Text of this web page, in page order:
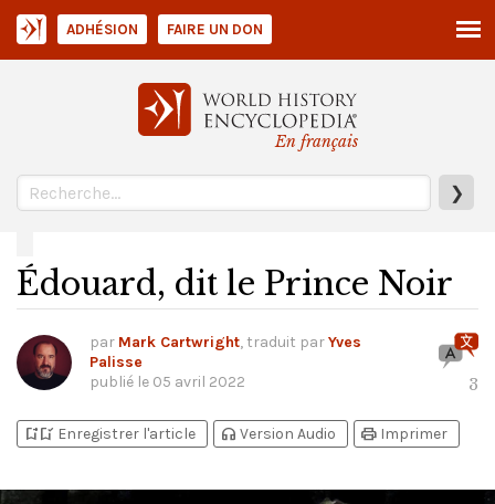
En français
❯
ADHÉSION FAIRE UN DON
Édouard, dit le Prince Noir
par Mark Cartwright, traduit parYves
Palisse
publié le 05 avril 2022 3
bookmark_addbookmark_added Enregistrer l'article headphones Version Audio print Imprimer